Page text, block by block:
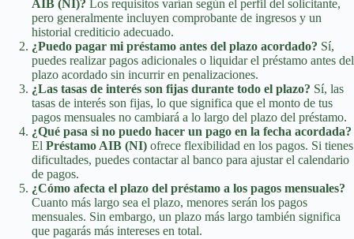
AIB (NI)? Los requisitos varían según el perfil del solicitante,
pero generalmente incluyen comprobante de ingresos y un
historial crediticio adecuado.
¿Puedo pagar mi préstamo antes del plazo acordado? Sí,
puedes realizar pagos adicionales o liquidar el préstamo antes del
plazo acordado sin incurrir en penalizaciones.
¿Las tasas de interés son fijas durante todo el plazo? Sí, las
tasas de interés son fijas, lo que significa que el monto de tus
pagos mensuales no cambiará a lo largo del plazo del préstamo.
¿Qué pasa si no puedo hacer un pago en la fecha acordada?
El Préstamo AIB (NI) ofrece flexibilidad en los pagos. Si tienes
dificultades, puedes contactar al banco para ajustar el calendario
de pagos.
¿Cómo afecta el plazo del préstamo a los pagos mensuales?
Cuanto más largo sea el plazo, menores serán los pagos
mensuales. Sin embargo, un plazo más largo también significa
que pagarás más intereses en total.